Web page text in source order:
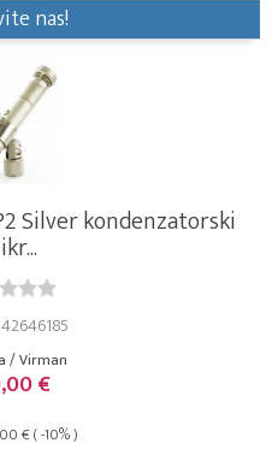
nas!
Silver kondenzatorski
/ Virman
€
€ ( -10% )